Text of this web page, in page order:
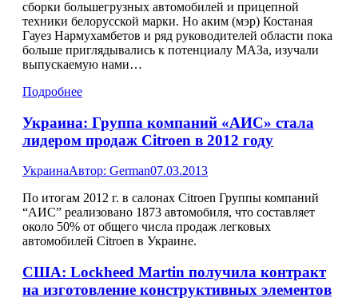
сборки большегрузных автомобилей и прицепной
техники белорусской марки. Но аким (мэр) Костаная
Гауез Нармухамбетов и ряд руководителей области пока
больше приглядывались к потенциалу МАЗа, изучали
выпускаемую нами…
Подробнее
Украина: Группа компаний «АИС» стала
лидером продаж Citroеn в 2012 году
УкраинаАвтор: German07.03.2013
По итогам 2012 г. в салонах Citroеn Группы компаний
“АИС” реализовано 1873 автомобиля, что составляет
около 50% от общего числа продаж легковых
автомобилей Citroеn в Украине.
США: Lockheed Martin получила контракт
на изготовление конструктивных элементов